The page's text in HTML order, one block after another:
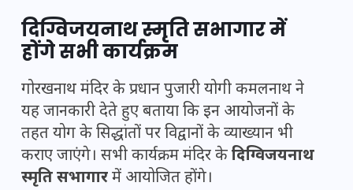
दिग्विजयनाथ स्मृति सभागार में
होंगे सभी कार्यक्रम
गोरखनाथ मंदिर के प्रधान पुजारी योगी कमलनाथ ने
यह जानकारी देते हुए बताया कि इन आयोजनों के
तहत योग के सिद्धांतों पर विद्वानों के व्याख्यान भी
कराए जाएंगे। सभी कार्यक्रम मंदिर केदिग्विजयनाथ
स्मृति सभागारमें आयोजित होंगे।